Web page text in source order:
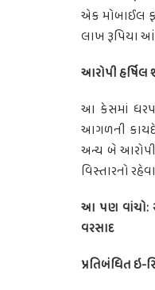
એક મોબાઈલ
લાખ રૂપિયા
આરોપી હર્ષિલ
આ કેસમાં
આગળની
અન્ય બે
વિસ્તારનો
આ પણ વાંચો:
વરસાદ
પ્રતિબંધિત ઇ-